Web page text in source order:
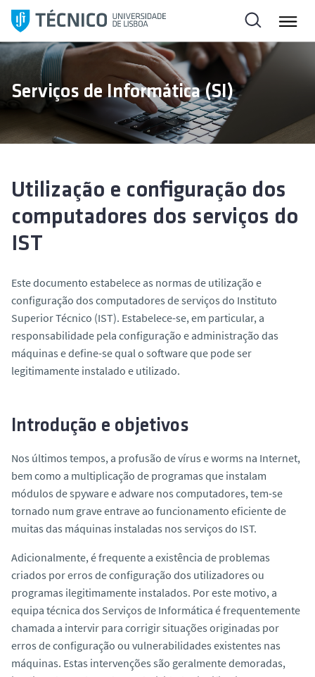
l
t
p
a
Serviços de Informática (SI)
Utilização e configuração dos
computadores dos serviços do
IST
Este documento estabelece as normas de utilização e
configuração dos computadores de serviços do Instituto
Superior Técnico (IST). Estabelece-se, em particular, a
responsabilidade pela configuração e administração das
máquinas e define-se qual o softwareque pode ser
legitimamente instalado e utilizado.
Introdução e objetivos
Nos últimos tempos, a profusão de vírus e worms na Internet,
bem como a multiplicação de programas que instalam
módulos despywaree adware nos computadores, tem-se
tornado num grave entrave ao funcionamento eficiente de
muitas das máquinas instaladas nos serviços do IST.
Adicionalmente, é frequente a existência de problemas
criados por erros de configuração dos utilizadores ou
programas ilegitimamente instalados. Por este motivo, a
equipa técnica dos Serviços de Informática é frequentemente
chamada a intervir para corrigir situações originadas por
erros de configuração ou vulnerabilidades existentes nas
máquinas. Estas intervenções são geralmente demoradas,